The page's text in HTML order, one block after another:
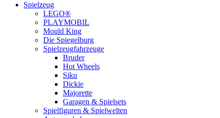
Spielzeug
LEGO®
PLAYMOBIL
Mould King
Die Spiegelburg
Spielzeugfahrzeuge
Bruder
Hot Wheels
Siku
Dickie
Majorette
Garagen & Spielsets
Spielfiguren & Spielwelten